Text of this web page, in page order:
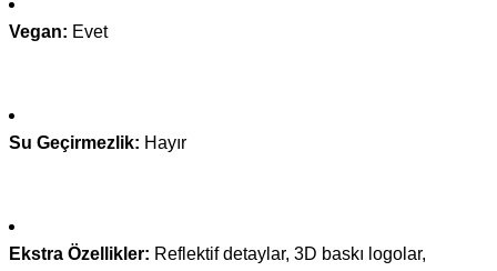
Vegan: Evet
Su Geçirmezlik: Hayır
Ekstra Özellikler: Reflektif detaylar, 3D baskı logolar,